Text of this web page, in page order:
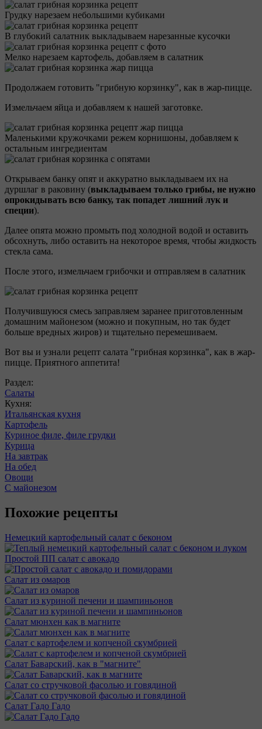
Грудку нарезаем небольшими кубиками
В глубокий салатник выкладываем нарезанные кусочки
Мелко нарезаем картофель, добавляем в салатник
Продолжаем готовить "грибную корзинку", как в жар-пицце.
Измельчаем яйца и добавляем к нашей заготовке.
Маленькими кружочками режем корнишоны, добавляем к
остальным ингредиентам
Открываем банку опят и аккуратно выкладываем их на
дуршлаг в раковину (выкладываем только грибы, не нужно
опрокидывать всю банку, так попадет лишний лук и
специи).
Далее опята можно промыть под холодной водой и оставить
обсохнуть, либо оставить на некоторое время, чтобы жидкость
стекла сама.
После этого, измельчаем грибочки и отправляем в салатник
Получившуюся смесь заправляем заранее приготовленным
домашним майонезом (можно и покупным, но так будет
больше вредных жиров) и тщательно перемешиваем.
Вот вы и узнали рецепт салата "грибная корзинка", как в жар-
пицце. Приятного аппетита!
Раздел:
Салаты
Кухня:
Итальянская кухня
Картофель
Куриное филе, филе грудки
Курица
На завтрак
На обед
Овощи
С майонезом
Похожие рецепты
Немецкий картофельный салат с беконом
Простой ПП салат с авокадо
Салат из омаров
Салат из куриной печени и шампиньонов
Салат мюнхен как в магните
Салат с картофелем и копченой скумбрией
Салат Баварский, как в "магните"
Салат со стручковой фасолью и говядиной
Салат Гадо Гадо